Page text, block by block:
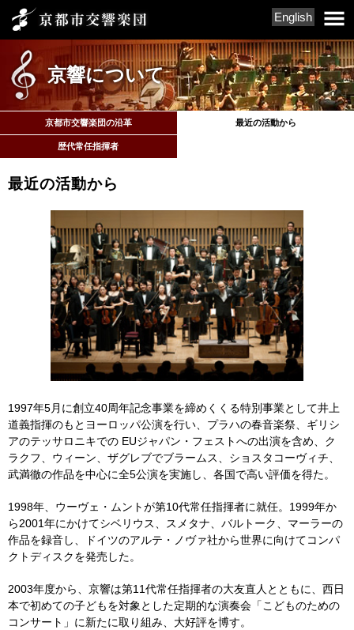
English
京響について
京都市交響楽団の沿革 最近の活動から
歴代常任指揮者
最近の活動から
1997年5月に創立40周年記念事業を締めくくる特別事業として井上
道義指揮のもとヨーロッパ公演を行い、プラハの春音楽祭、ギリシ
アのテッサロニキでの EUジャパン・フェストへの出演を含め、ク
ラクフ、ウィーン、ザグレブでブラームス、ショスタコーヴィチ、
武満徹の作品を中心に全5公演を実施し、各国で高い評価を得た。
1998年、ウーヴェ・ムントが第10代常任指揮者に就任。1999年か
ら2001年にかけてシベリウス、スメタナ、バルトーク、マーラーの
作品を録音し、ドイツのアルテ・ノヴァ社から世界に向けてコンパ
クトディスクを発売した。
2003年度から、京響は第11代常任指揮者の大友直人とともに、西日
本で初めての子どもを対象とした定期的な演奏会「こどものための
コンサート」に新たに取り組み、大好評を博す。